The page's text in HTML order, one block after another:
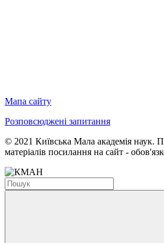
Мапа сайту
Розповсюджені запитання
© 2021 Київська Мала академія наук.
матеріалів посилання на сайт -